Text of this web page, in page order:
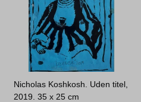
Nicholas Koshkosh. Uden titel,
2019.35 x 25 cm